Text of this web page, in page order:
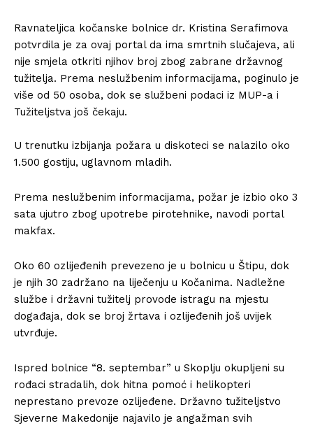
Ravnateljica kočanske bolnice dr. Kristina Serafimova
potvrdila je za ovaj portal da ima smrtnih slučajeva, ali
nije smjela otkriti njihov broj zbog zabrane državnog
tužitelja. Prema neslužbenim informacijama, poginulo je
više od 50 osoba, dok se službeni podaci iz MUP-a i
Tužiteljstva još čekaju.
U trenutku izbijanja požara u diskoteci se nalazilo oko
1.500 gostiju, uglavnom mladih.
Prema neslužbenim informacijama, požar je izbio oko 3
sata ujutro zbog upotrebe pirotehnike, navodi portal
makfax.
Oko 60 ozlijeđenih prevezeno je u bolnicu u Štipu, dok
je njih 30 zadržano na liječenju u Kočanima. Nadležne
službe i državni tužitelj provode istragu na mjestu
događaja, dok se broj žrtava i ozlijeđenih još uvijek
utvrđuje.
Ispred bolnice “8. septembar” u Skoplju okupljeni su
rođaci stradalih, dok hitna pomoć i helikopteri
neprestano prevoze ozlijeđene. Državno tužiteljstvo
Sjeverne Makedonije najavilo je angažman svih